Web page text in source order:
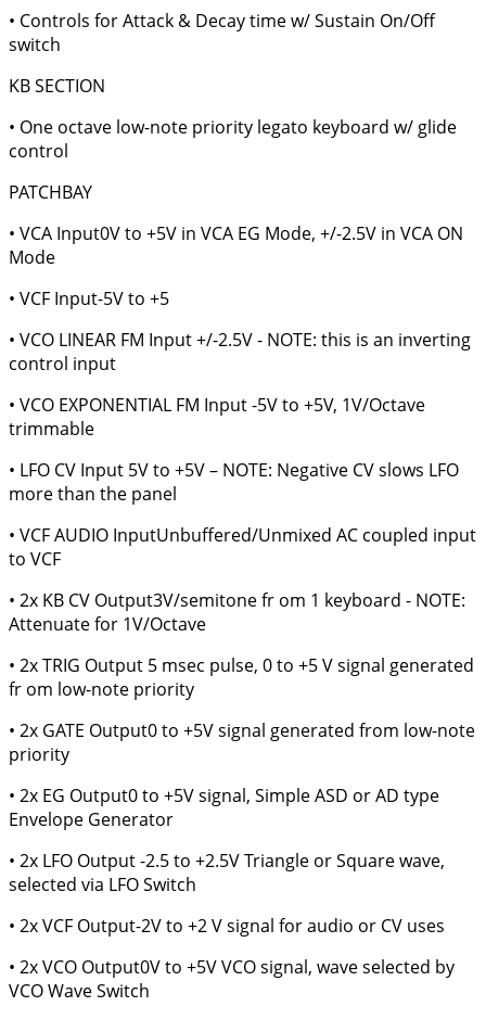
• Controls for Attack & Decay time w/ Sustain On/Off
switch
KB SECTION
• One octave low-note priority legato keyboard w/ glide
control
PATCHBAY
• VCA Input0V to +5V in VCA EG Mode, +/-2.5V in VCA ON
Mode
• VCF Input-5V to +5
• VCO LINEAR FM Input +/-2.5V - NOTE: this is an inverting
control input
• VCO EXPONENTIAL FM Input -5V to +5V, 1V/Octave
trimmable
• LFO CV Input 5V to +5V – NOTE: Negative CV slows LFO
more than the panel
• VCF AUDIO InputUnbuffered/Unmixed AC coupled input
to VCF
• 2x KB CV Output3V/semitone fr om 1 keyboard - NOTE:
Attenuate for 1V/Octave
• 2x TRIG Output 5 msec pulse, 0 to +5 V signal generated
fr om low-note priority
• 2x GATE Output0 to +5V signal generated from low-note
priority
• 2x EG Output0 to +5V signal, Simple ASD or AD type
Envelope Generator
• 2x LFO Output -2.5 to +2.5V Triangle or Square wave,
selected via LFO Switch
• 2x VCF Output-2V to +2 V signal for audio or CV uses
• 2x VCO Output0V to +5V VCO signal, wave selected by
VCO Wave Switch